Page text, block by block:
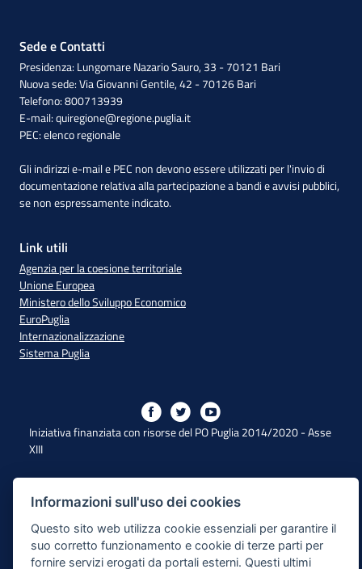
Sede e Contatti
Presidenza: Lungomare Nazario Sauro, 33 - 70121 Bari
Nuova sede: Via Giovanni Gentile, 42 - 70126 Bari
Telefono: 800713939
E-mail:quiregione@regione.puglia.it
PEC:elenco regionale
Gli indirizzi e-mail e PEC non devono essere utilizzati per l'invio di
documentazione relativa alla partecipazione a bandi e avvisi pubblici,
se non espressamente indicato.
Link utili
Agenzia per la coesione territoriale
Unione Europea
Ministero dello Sviluppo Economico
EuroPuglia
Internazionalizzazione
Sistema Puglia
Iniziativa finanziata con risorse del PO Puglia 2014/2020 - Asse
XIII
Dichiarazione di Accessibilità
Note Legali
Cookie e Privacy
Informazioni sull'uso dei cookies
Questo sito web utilizza cookie essenziali per garantire il
suo corretto funzionamento e cookie di terze parti per
fornire servizi erogati da portali esterni. Questi ultimi